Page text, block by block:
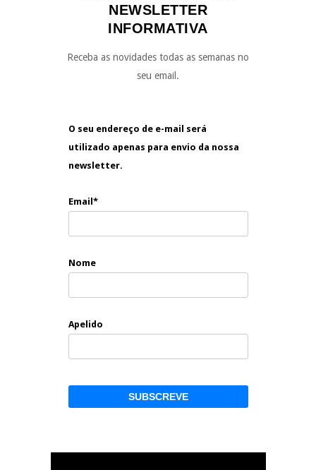
NEWSLETTER
INFORMATIVA
Receba as novidades todas as semanas no
seu email.
O seu endereço de e-mail será
utilizado apenas para envio da nossa
newsletter.
Email*
Nome
Apelido